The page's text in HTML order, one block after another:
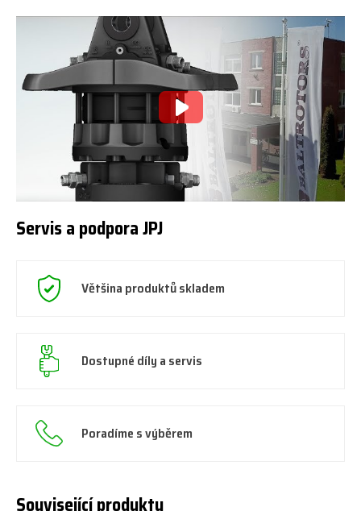
Servis a podpora JPJ
Většina produktů skladem
Dostupné díly a servis
Poradíme s výběrem
Související produkty